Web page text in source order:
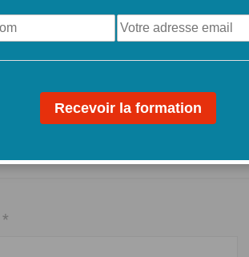
révolution ou utopie?
*